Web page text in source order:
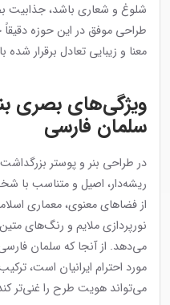
شلوغ و شعاری باشد،
طراحی موفق در این حوزه
معنا و زیبایی تعادل برقرار شده
ویژگی‌های بصری
سلمان فارسی
در طراحی بنر و پوستر
ریشه‌دار، اصیل و متناسب با
از فضاهای معنوی، معماری
نورپردازی ملایم و رنگ‌های
می‌دهد. از آنجا که سلمان
مورد احترام ایرانیان است،
می‌تواند هویت طرح را غنی‌تر